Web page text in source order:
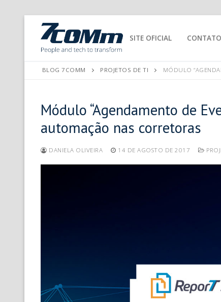
SITE OFICIAL CONTATO
BLOG 7COMM PROJETOS DE TI MÓDULO
Módulo “Agendamento de
automação nas corretoras
DANIELA OLIVEIRA 14 DE AGOSTO DE 2017